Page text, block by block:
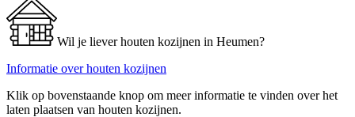
Wil je liever houten kozijnen in Heumen?
Informatie over houten kozijnen
Klik op bovenstaande knop om meer informatie te vinden over het
laten plaatsen van houten kozijnen.